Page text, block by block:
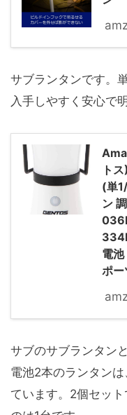
サブランタンです。
入手しやすく安心で
ト
(単
ン
電
ポー
サブのサブランタン
電池2本のランタン
ています。2個セッ